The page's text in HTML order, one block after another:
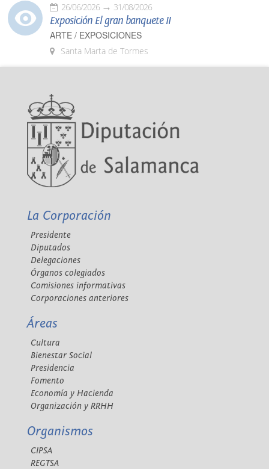
26/06/2026 31/08/2026
Exposición El gran banquete II
ARTE / EXPOSICIONES
Santa Marta de Tormes
La Corporación
Presidente
Diputados
Delegaciones
Órganos colegiados
Comisiones informativas
Corporaciones anteriores
Áreas
Cultura
Bienestar Social
Presidencia
Fomento
Economía y Hacienda
Organización y RRHH
Organismos
CIPSA
REGTSA